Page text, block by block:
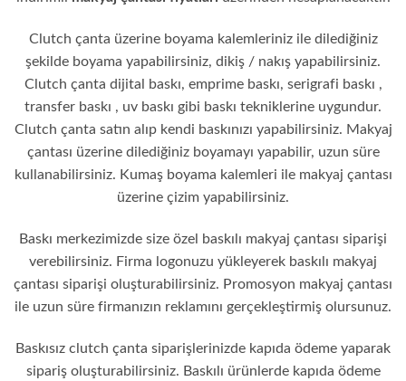
Clutch çanta üzerine boyama kalemleriniz ile dilediğiniz
şekilde boyama yapabilirsiniz, dikiş / nakış yapabilirsiniz.
Clutch çanta dijital baskı, emprime baskı, serigrafi baskı ,
transfer baskı , uv baskı gibi baskı tekniklerine uygundur.
Clutch çanta satın alıp kendi baskınızı yapabilirsiniz. Makyaj
çantası üzerine dilediğiniz boyamayı yapabilir, uzun süre
kullanabilirsiniz. Kumaş boyama kalemleri ile makyaj çantası
üzerine çizim yapabilirsiniz.
Baskı merkezimizde size özel baskılı makyaj çantası siparişi
verebilirsiniz. Firma logonuzu yükleyerek baskılı makyaj
çantası siparişi oluşturabilirsiniz. Promosyon makyaj çantası
ile uzun süre firmanızın reklamını gerçekleştirmiş olursunuz.
Baskısız clutch çanta siparişlerinizde kapıda ödeme yaparak
sipariş oluşturabilirsiniz. Baskılı ürünlerde kapıda ödeme